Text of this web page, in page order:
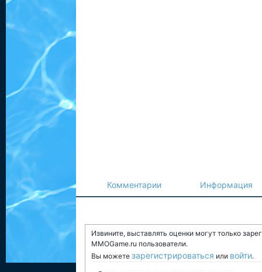
Комментарии Информация
Извините, выставлять оценки могут только
MMOGame.ru пользователи.
Вы можете зарегистрироваться или войти.